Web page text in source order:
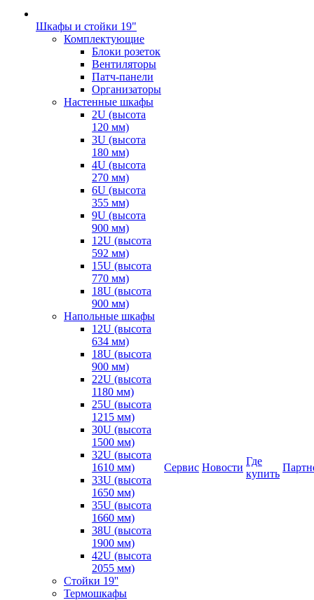
Шкафы и стойки 19"
Комплектующие
Блоки розеток
Вентиляторы
Патч-панели
Организаторы
Настенные шкафы
2U (высота
120 мм)
3U (высота
180 мм)
4U (высота
270 мм)
6U (высота
355 мм)
9U (высота
900 мм)
12U (высота
592 мм)
15U (высота
770 мм)
18U (высота
900 мм)
Напольные шкафы
12U (высота
634 мм)
18U (высота
900 мм)
22U (высота
1180 мм)
25U (высота
1215 мм)
30U (высота
1500 мм)
32U (высота
1610 мм)
33U (высота
1650 мм)
35U (высота
1660 мм)
38U (высота
1900 мм)
42U (высота
2055 мм)
Стойки 19''
Термошкафы
Сервис Новости
Где
купить